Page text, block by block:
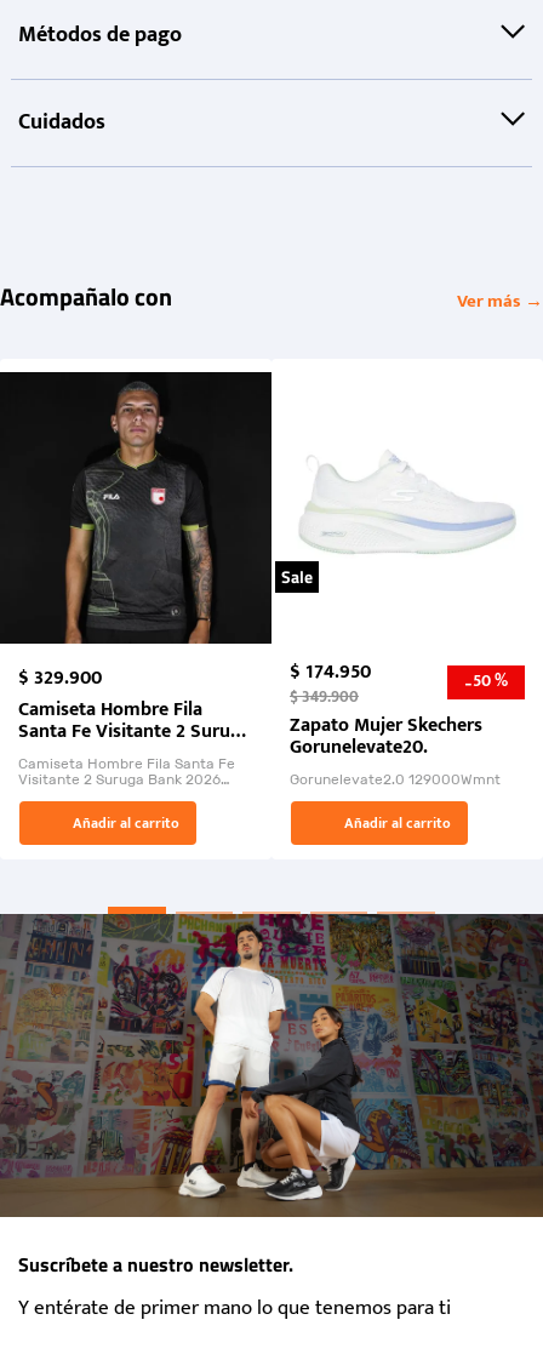
Métodos de pago
Cuidados
Acompañalo con Ver más →
$329.900
Camiseta Hombre Fila
Santa Fe Visitante 2 Suruga
Bank 2026
Camiseta Hombre Fila Santa Fe
Visitante 2 Suruga Bank 2026
El Rugido del Sol Naciente:
“Primeros para la Et...
Añadir al carrito
Sale
$174.950
$349.900 -50 %
Zapato Mujer Skechers
Gorunelevate20.
Gorunelevate2.0 129000Wmnt
Añadir al carrito
Suscríbete a nuestro newsletter.
Y entérate de primer mano lo que tenemos para ti